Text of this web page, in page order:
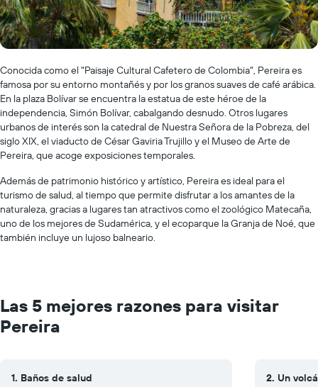
Conocida como el "Paisaje Cultural Cafetero de Colombia", Pereira es
famosa por su entorno montañés y por los granos suaves de café arábica.
En la plaza Bolívar se encuentra la estatua de este héroe de la
independencia, Simón Bolívar, cabalgando desnudo. Otros lugares
urbanos de interés son la catedral de Nuestra Señora de la Pobreza, del
siglo XIX, el viaducto de César Gaviria Trujillo y el Museo de Arte de
Pereira, que acoge exposiciones temporales.
Además de patrimonio histórico y artístico, Pereira es ideal para el
turismo de salud, al tiempo que permite disfrutar a los amantes de la
naturaleza, gracias a lugares tan atractivos como el zoológico Matecaña,
uno de los mejores de Sudamérica, y el ecoparque la Granja de Noé, que
también incluye un lujoso balneario.
Las 5 mejores razones para visitar
Pereira
1. Baños de salud
2. Un